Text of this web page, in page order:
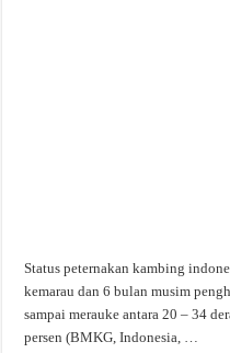
Status peternakan kambing
kemarau dan 6 bulan musim
sampai merauke antara 20 – 34
persen (BMKG, Indonesia, …